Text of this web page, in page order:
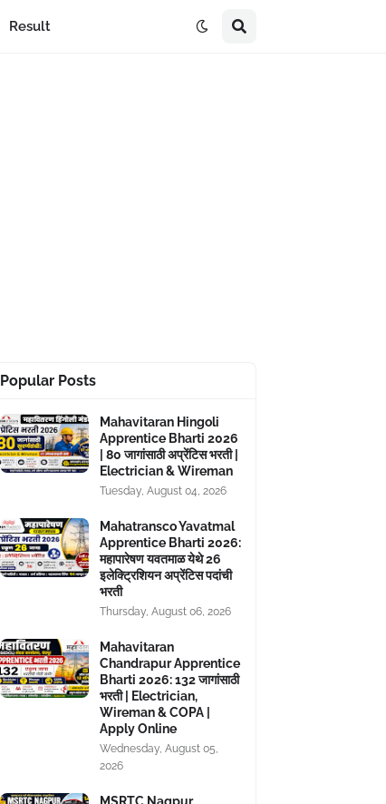
Result
Popular Posts
Mahavitaran Hingoli
Apprentice Bharti 2026
| 80 जागांसाठी अप्रेंटिस भरती |
Electrician & Wireman
Tuesday, August 04, 2026
Mahatransco Yavatmal
Apprentice Bharti 2026:
महापारेषण यवतमाळ येथे 26
इलेक्ट्रिशियन अप्रेंटिस पदांची
भरती
Thursday, August 06, 2026
Mahavitaran
Chandrapur Apprentice
Bharti 2026: 132 जागांसाठी
भरती | Electrician,
Wireman & COPA |
Apply Online
Wednesday, August 05,
2026